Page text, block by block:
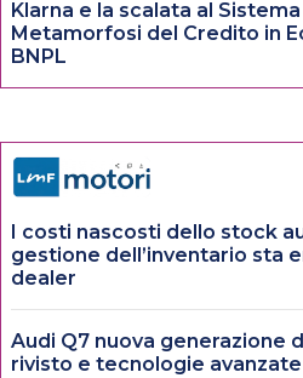
Klarna e la scalata al
Metamorfosi del Credito in
BNPL
I costi nascosti dello stock
gestione dell’inventario sta
dealer
Audi Q7 nuova generazione
rivisto e tecnologie